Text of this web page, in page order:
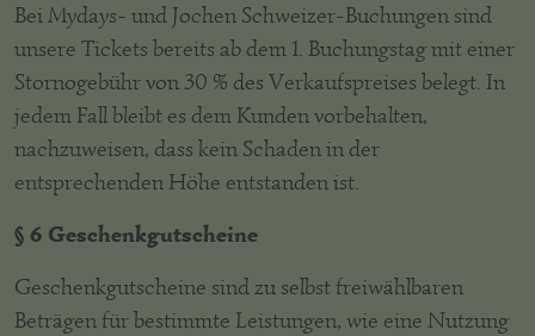
Bei Mydays- und Jochen Schweizer-Buchungen sind
unsere Tickets bereits ab dem 1. Buchungstag mit einer
Stornogebühr von 30 % des Verkaufspreises belegt. In
jedem Fall bleibt es dem Kunden vorbehalten,
nachzuweisen, dass kein Schaden in der
entsprechenden Höhe entstanden ist.
§ 6 Geschenkgutscheine
Geschenkgutscheine sind zu selbst freiwählbaren
Beträgen für bestimmte Leistungen, wie eine Nutzung